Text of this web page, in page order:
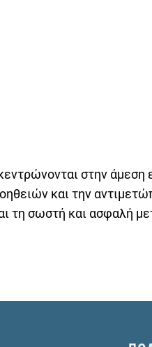
στην άμεση
και την
τη σωστή και ασφαλή